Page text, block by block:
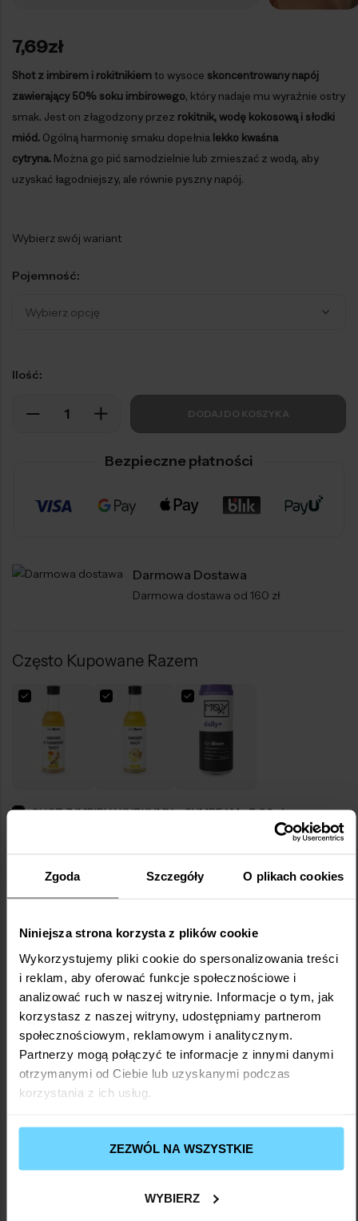
Zgoda Szczegóły O plikach cookies
Niniejsza strona korzysta z plików cookie
Wykorzystujemy pliki cookie do spersonalizowania treści
i reklam, aby oferować funkcje społecznościowe i
analizować ruch w naszej witrynie. Informacje o tym, jak
korzystasz z naszej witryny, udostępniamy partnerom
społecznościowym, reklamowym i analitycznym.
Partnerzy mogą połączyć te informacje z innymi danymi
otrzymanymi od Ciebie lub uzyskanymi podczas
korzystania z ich usług.
ZEZWÓL NA WSZYSTKIE
WYBIERZ
7,69zł
Shot z imbirem i rokitnikiemto wysoce skoncentrowany napój
zawierający 50% soku imbirowego, który nadaje mu wyraźnie ostry
smak. Jest on złagodzony przez rokitnik, wodę kokosową i słodki
miód. Ogólną harmonię smaku dopełnia lekko kwaśna
cytryna. Można go pić samodzielnie lub zmieszać z wodą, aby
uzyskać łagodniejszy, ale równie pyszny napój.
Wybierz swój wariant
Pojemność:
Ilość:
DODAJ DO KOSZYKA
Bezpieczne płatności
Darmowa Dostawa
Darmowa dostawa od 160 zł
Często Kupowane Razem
SHOT Z IMBIRU I KURKUMY - GYMBEAM 7,69zł
Razem:
20,36
Opis Skład Opinie (0)
Shot z imbirem i
rokitnikiem doceni
każdy, kto lubi
delektować się
skoncentrowanym
napojem
Środki ostrożności
dziennej porcji do